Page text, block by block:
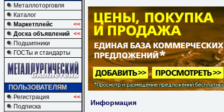
Металлоторговля
Каталог
Маркетплейс
<<
Доска объявлений <<
Подшипники
ГОСТы и стандарты
ПОЛЬЗОВАТЕЛЯМ
Регистрация
<<
Подписка
Информация